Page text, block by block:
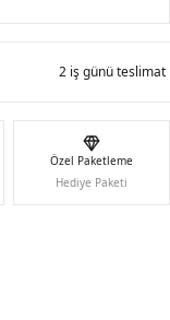
2 iş günü teslimat
Özel Paketleme
Hediye Paketi